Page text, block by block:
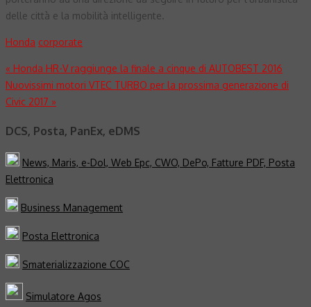
delle città e la mobilità intelligente.
Honda corporate
Navigazione
articoli
« Honda HR-V raggiunge la finale a cinque di AUTOBEST 2016
Nuovissimi motori VTEC TURBO per la prossima generazione di
Civic 2017 »
DCS, Posta, PanEx, eDMS
News, Maris, e-Dol, Web Epc, CWO, DePo, Fatture PDF, Posta
Elettronica
Business Management
Posta Elettronica
Smaterializzazione COC
Simulatore Agos